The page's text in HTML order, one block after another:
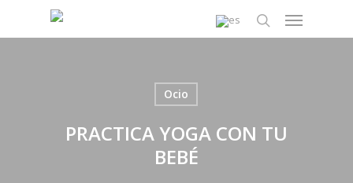
search
Menu
Ocio
PRACTICA YOGA CON TU
BEBÉ